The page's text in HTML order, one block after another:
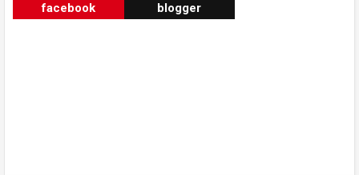
facebook blogger